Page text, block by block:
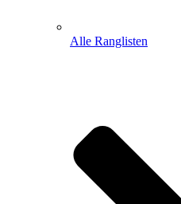
Alle Ranglisten